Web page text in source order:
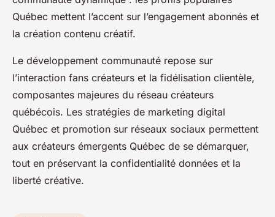
Québec mettent l’accent sur l’engagement abonnés et
la création contenu créatif.
Le développement communauté repose sur
l’interaction fans créateurs et la fidélisation clientèle,
composantes majeures du réseau créateurs
québécois. Les stratégies de marketing digital
Québec et promotion sur réseaux sociaux permettent
aux créateurs émergents Québec de se démarquer,
tout en préservant la confidentialité données et la
liberté créative.